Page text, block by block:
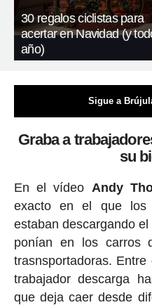
30 regalos ciclistas para
acertar en Navidad (y
año)
Sigue a
Graba a
su
En el vídeo Andy
exacto en el que los
estaban descargando
ponían en los carros
trasnsportadoras.
trabajador descarga
que deja caer desde